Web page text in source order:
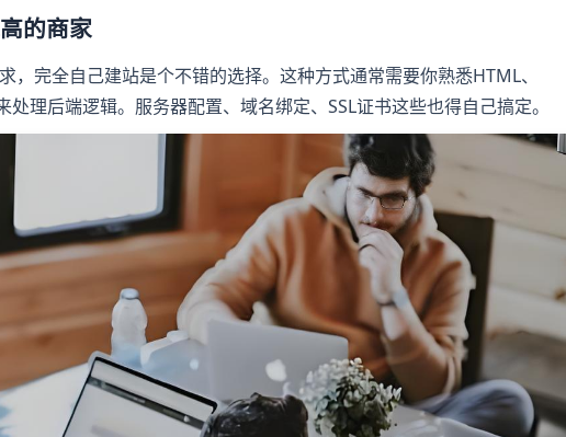
的商家
完全自己建站是个不错的选择。这种方式通常需要你熟悉HTML、
理后端逻辑。服务器配置、域名绑定、SSL证书这些也得自己搞定。